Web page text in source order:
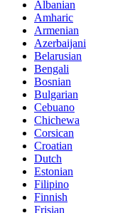
Albanian
Amharic
Armenian
Azerbaijani
Belarusian
Bengali
Bosnian
Bulgarian
Cebuano
Chichewa
Corsican
Croatian
Dutch
Estonian
Filipino
Finnish
Frisian